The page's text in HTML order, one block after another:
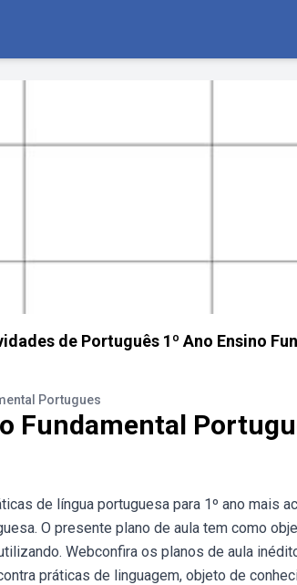
de Português 1º Ano Ensino
Portugues
Fundamental
de língua portuguesa para 1º ano mais
O presente plano de aula tem como
Webconfira os planos de aula
práticas de linguagem, objeto de